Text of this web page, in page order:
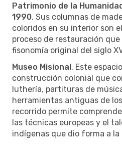
Patrimonio de la
1990. Sus columnas de
coloridos en su interior son
proceso de restauración
fisonomía original del siglo
Museo Misional. Este
construcción colonial que
luthería, partituras de
herramientas antiguas de
recorrido permite
las técnicas europeas y el
indígenas que dio forma a